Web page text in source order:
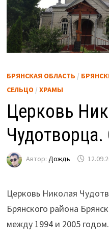
БРЯНСКАЯ ОБЛАСТЬ /
СЕЛЬЦО / ХРАМЫ
Церковь
Чудотворца.
Автор: Дождь
Церковь Николая
Брянского района
между 1994 и 2005 годом.